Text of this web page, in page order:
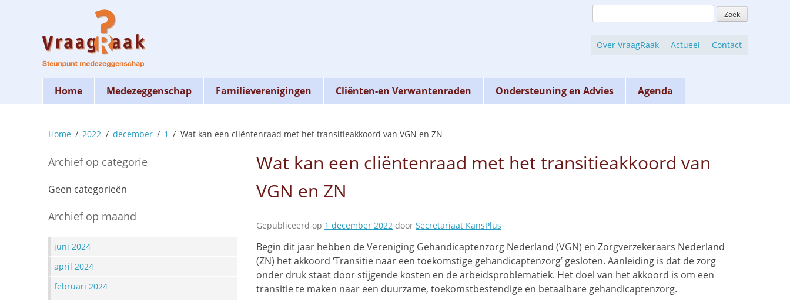
naar:
Over VraagRaak Actueel Contact
Home Medezeggenschap Familieverenigingen Cliënten-en Verwantenraden Ondersteuning en Advies Agenda
Home 2022 december 1 Wat kan een cliëntenraad met het transitieakkoord van VGN en ZN
Wat kan een cliëntenraad met het transitieakkoord van
VGN en ZN
Gepubliceerd op 1 december 2022 door Secretariaat KansPlus
Begin dit jaar hebben de Vereniging Gehandicaptenzorg Nederland (VGN) en Zorgverzekeraars Nederland
(ZN) het akkoord ‘Transitie naar een toekomstige gehandicaptenzorg’ gesloten. Aanleiding is dat de zorg
onder druk staat door stijgende kosten en de arbeidsproblematiek. Het doel van het akkoord is om een
transitie te maken naar een duurzame, toekomstbestendige en betaalbare gehandicaptenzorg.
Archief op categorie
Geen categorieën
Archief op maand
juni 2024
april 2024
februari 2024